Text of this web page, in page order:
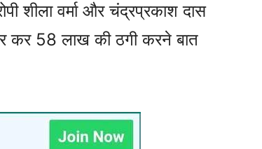
शीला वर्मा और चंद्रप्रकाश दास
कर 58 लाख की ठगी करने बात